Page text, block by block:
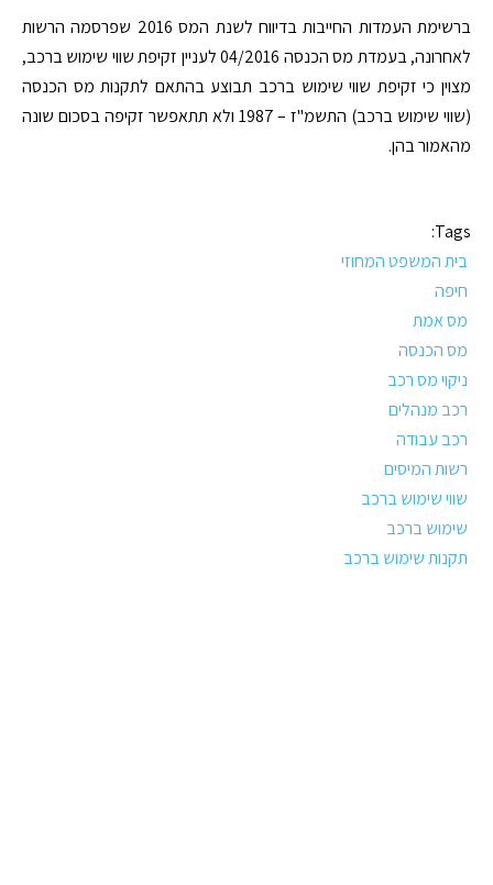
ברשימת העמדות החייבות בדיווח לשנת המס 2016 שפרסמה הרשות
לאחרונה, בעמדת מס הכנסה 04/2016 לעניין זקיפת שווי שימוש ברכב,
מצוין כי זקיפת שווי שימוש ברכב תבוצע בהתאם לתקנות מס הכנסה
(שווי שימוש ברכב) התשמ"ז – 1987 ולא תתאפשר זקיפה בסכום שונה
מהאמור בהן.
Tags:
בית המשפט המחוזי
חיפה
מס אמת
מס הכנסה
ניקוי מס רכב
רכב מנהלים
רכב עבודה
רשות המיסים
שווי שימוש ברכב
שימוש ברכב
תקנות שימוש ברכב